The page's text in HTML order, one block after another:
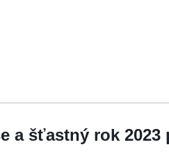
a šťastný rok 2023